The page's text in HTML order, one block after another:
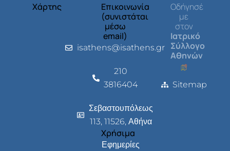
Χάρτης
Επικοινωνία
(συνιστάται
μέσω
email)
isathens@isathens.gr
210
3816404
Σεβαστουπόλεως
113, 11526, Αθήνα
Χρήσιμα
Εφημερίες
Οδήγησέ
με
στον
Ιατρικό
Σύλλογο
Αθηνών
Sitemap